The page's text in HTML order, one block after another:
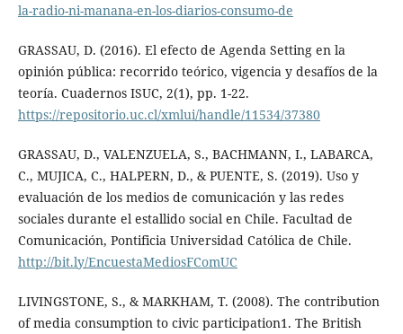
la-radio-ni-manana-en-los-diarios-consumo-de
GRASSAU, D. (2016). El efecto de Agenda Setting en la
opinión pública: recorrido teórico, vigencia y desafíos de la
teoría. Cuadernos ISUC, 2(1), pp. 1-22.
https://repositorio.uc.cl/xmlui/handle/11534/37380
GRASSAU, D., VALENZUELA, S., BACHMANN, I., LABARCA,
C., MUJICA, C., HALPERN, D., & PUENTE, S. (2019). Uso y
evaluación de los medios de comunicación y las redes
sociales durante el estallido social en Chile. Facultad de
Comunicación, Pontificia Universidad Católica de Chile.
http://bit.ly/EncuestaMediosFComUC
LIVINGSTONE, S., & MARKHAM, T. (2008). The contribution
of media consumption to civic participation1. The British